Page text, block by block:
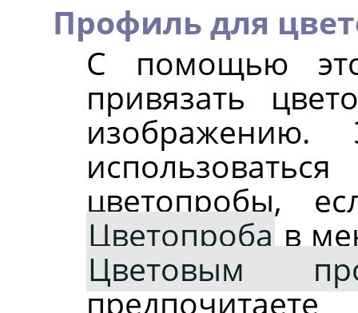
Профиль для
С помощью
привязать
изображению.
цветопробы,
Цветопробав
Цветовым